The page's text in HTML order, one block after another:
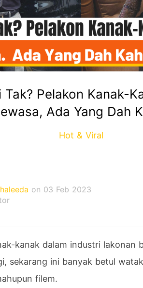
Tak? Pelakon Kanak-
Ada Yang Dah
Hot & Viral
on 03 Feb 2023
kanak dalam industri lakonan
sekarang ini banyak betul
filem.